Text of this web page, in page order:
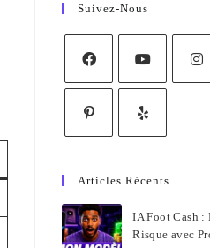
Suivez-Nous
Articles Récents
IA Foot Cash :
Risque avec